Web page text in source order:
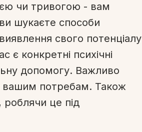
чи тривогою - вам
шукаєте способи
свого потенціалу
конкретні психічні
допомогу. Важливо
вашим потребам. Також
роблячи це під